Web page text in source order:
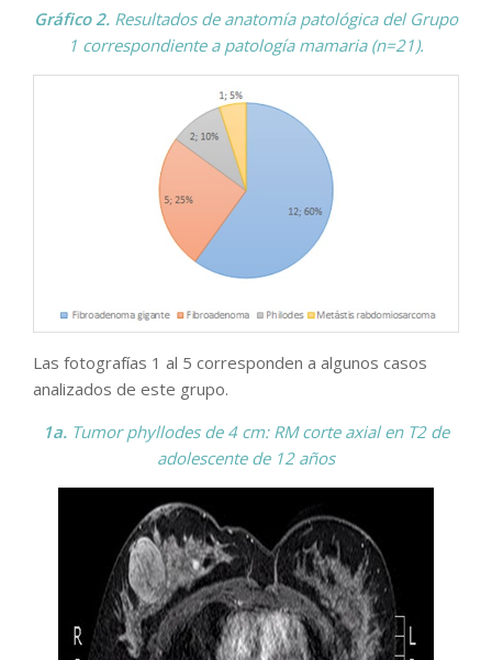
Gráfico 2. Resultados de anatomía patológica del Grupo
1 correspondiente a patología mamaria (n=21).
Las fotografías 1 al 5 corresponden a algunos casos
analizados de este grupo.
1a. Tumor phyllodes de 4 cm: RM corte axial en T2 de
adolescente de 12 años